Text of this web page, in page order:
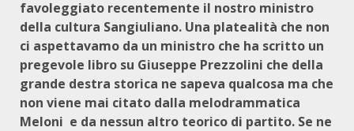
favoleggiato recentemente il nostro ministro
della cultura Sangiuliano. Una platealità che non
ci aspettavamo da un ministro che ha scritto un
pregevole libro su Giuseppe Prezzolini che della
grande destra storica ne sapeva qualcosa ma che
non viene mai citato dalla melodrammatica
Meloni e da nessun altro teorico di partito. Se ne